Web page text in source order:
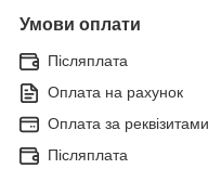
Умови оплати
Післяплата
Оплата на рахунок
Оплата за реквізитами
Післяплата